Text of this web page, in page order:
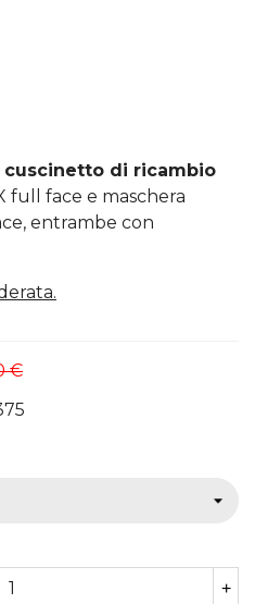
cuscinetto di ricambio
full face e maschera
entrambe con
€
+